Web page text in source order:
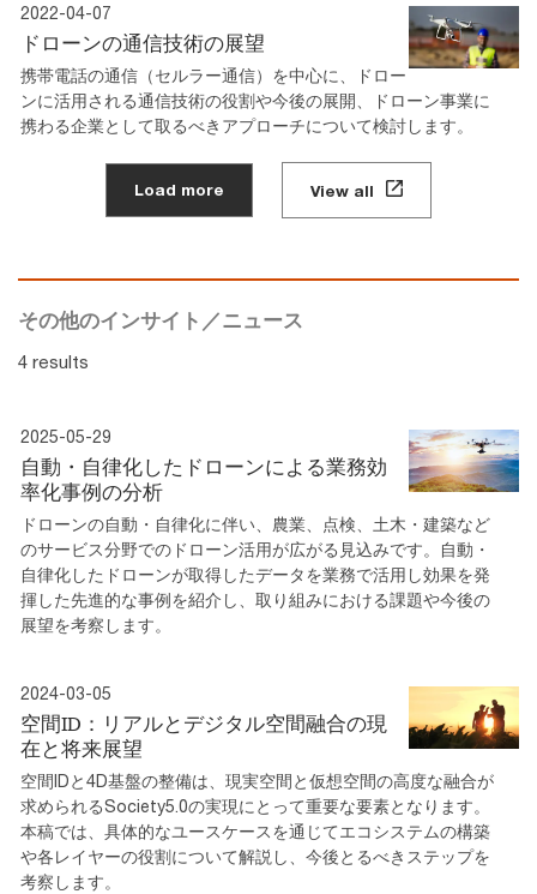
2022-04-07
ドローンの通信技術の展望
携帯電話の通信（セルラー通信）を中心に、ドロー
ンに活用される通信技術の役割や今後の展開、ドローン事業に
携わる企業として取るべきアプローチについて検討します。
Load more View all
その他のインサイト／ニュース
4 results
2025-05-29
自動・自律化したドローンによる業務効
率化事例の分析
ドローンの自動・自律化に伴い、農業、点検、土木・建築など
のサービス分野でのドローン活用が広がる見込みです。自動・
自律化したドローンが取得したデータを業務で活用し効果を発
揮した先進的な事例を紹介し、取り組みにおける課題や今後の
展望を考察します。
2024-03-05
空間ID：リアルとデジタル空間融合の現
在と将来展望
空間IDと4D基盤の整備は、現実空間と仮想空間の高度な融合が
求められるSociety5.0の実現にとって重要な要素となります。
本稿では、具体的なユースケースを通じてエコシステムの構築
や各レイヤーの役割について解説し、今後とるべきステップを
考察します。